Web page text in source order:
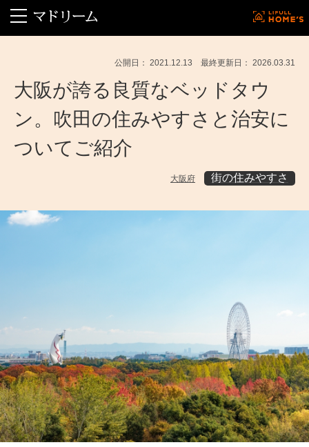
公開日： 2021.12.13 最終更新日： 2026.03.31
大阪が誇る良質なベッドタウ
ン。吹田の住みやすさと治安に
ついてご紹介
大阪府 街の住みやすさ